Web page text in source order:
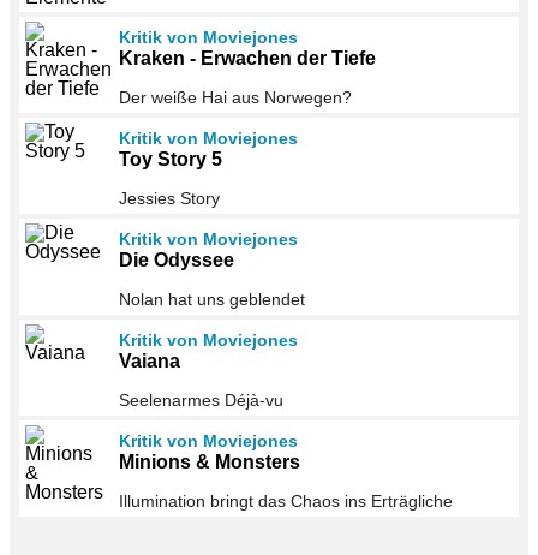
Kritik von Moviejones
Kraken - Erwachen der Tiefe
Der weiße Hai aus Norwegen?
Kritik von Moviejones
Toy Story 5
Jessies Story
Kritik von Moviejones
Die Odyssee
Nolan hat uns geblendet
Kritik von Moviejones
Vaiana
Seelenarmes Déjà-vu
Kritik von Moviejones
Minions & Monsters
Illumination bringt das Chaos ins Erträgliche